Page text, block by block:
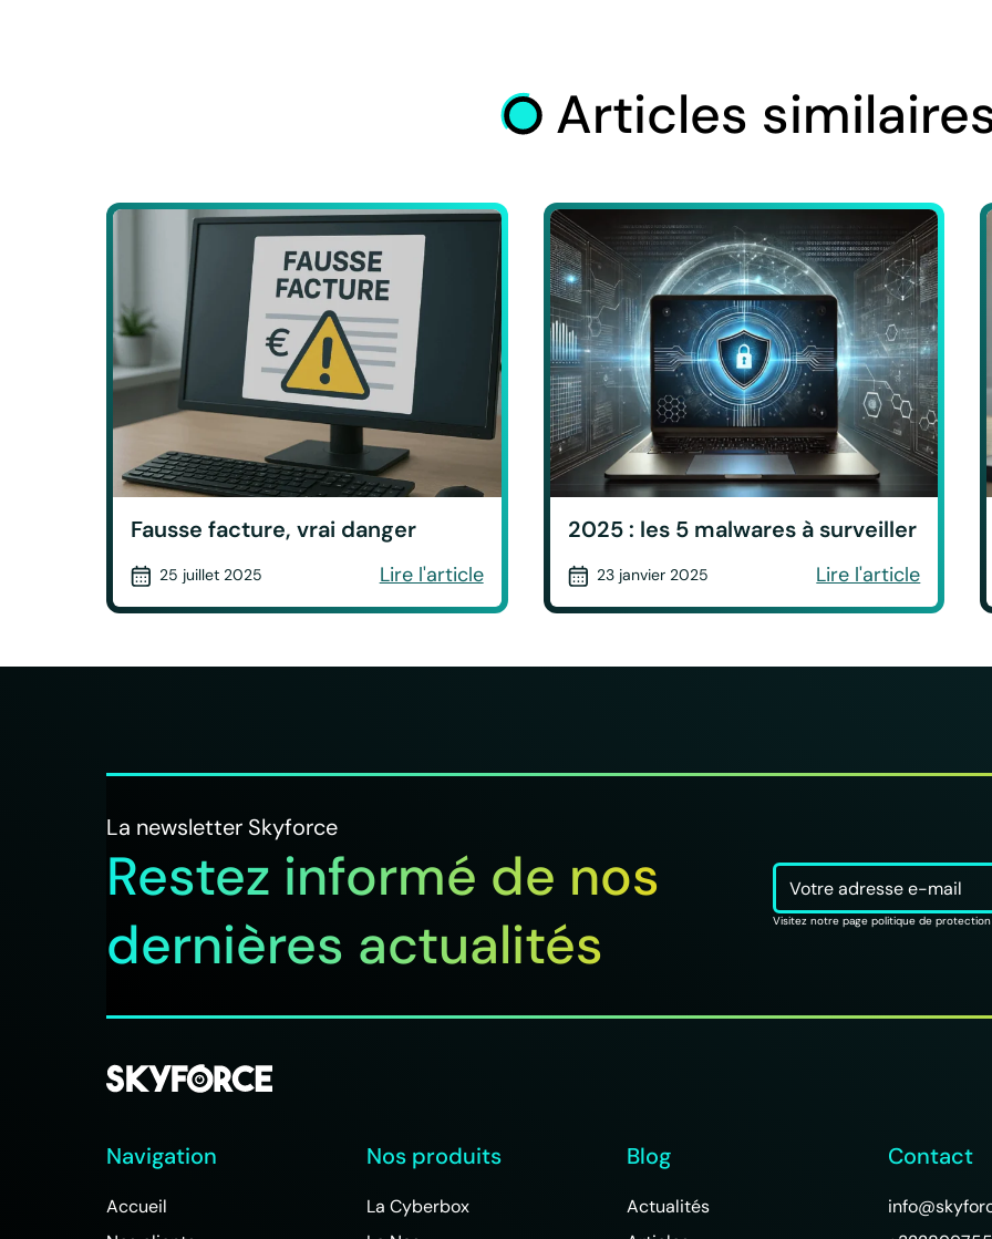
Articles
Fausse facture, vrai danger
25 juillet 2025 Lire l'article
2025 : les 5 malwares à surveiller
23 janvier 2025 Lire l'article
La newsletter Skyforce
Restez informé de nos
dernières actualités
Visitez notre page politique de
Navigation
Accueil
Nos produits
La Cyberbox
Blog
Actualités
Contact